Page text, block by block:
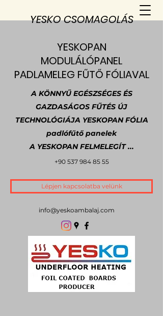
YESKO CSOMAGOLÁS
YESKOPAN
MODULÁLÓPANEL
PADLAMELEG FŰTŐ FÓLIAVAL
A KÖNNYŰ EGÉSZSÉGES ÉS
GAZDASÁGOS FŰTÉS ÚJ
TECHNOLÓGIÁJA YESKOPAN FÓLIA
padlófűtő panelek
A YESKOPAN FELMELEGÍT ...
+90 537 984 85 55
Lépjen kapcsolatba velünk
info@yeskoambalaj.com